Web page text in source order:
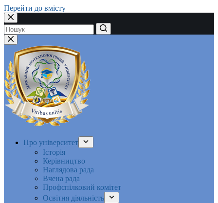
Перейти до вмісту
Немає
результатів
Про університет
Історія
Керівництво
Наглядова рада
Вчена рада
Профспілковий комітет
Освітня діяльність